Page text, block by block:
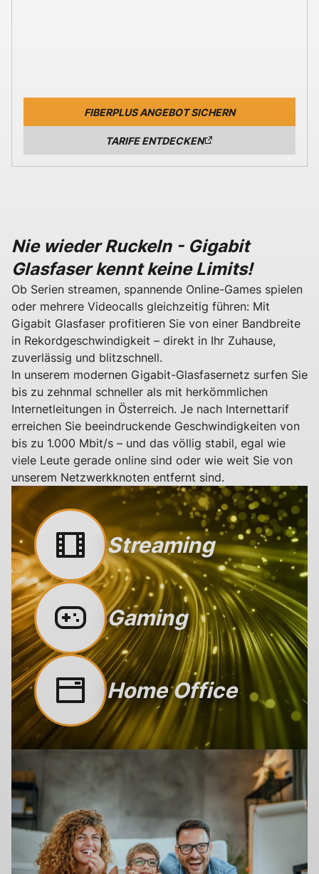
FIBERPLUS ANGEBOT SICHERN
TARIFE ENTDECKEN
Nie wieder Ruckeln - Gigabit
Glasfaser kennt keine Limits!
Ob Serien streamen, spannende Online-Games spielen
oder mehrere Videocalls gleichzeitig führen: Mit
Gigabit Glasfaser profitieren Sie von einer Bandbreite
in Rekordgeschwindigkeit – direkt in Ihr Zuhause,
zuverlässig und blitzschnell.
In unserem modernen Gigabit-Glasfasernetz surfen Sie
bis zu zehnmal schneller als mit herkömmlichen
Internetleitungen in Österreich. Je nach Internettarif
erreichen Sie beeindruckende Geschwindigkeiten von
bis zu 1.000 Mbit/s – und das völlig stabil, egal wie
viele Leute gerade online sind oder wie weit Sie von
unserem Netzwerkknoten entfernt sind.
Streaming
Gaming
Home Office